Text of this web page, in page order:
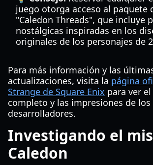
juego otorga acceso al paquete
"Caledon Threads", que incluye
nostálgicas inspiradas en los
originales de los personajes de
Para más información y las
actualizaciones, visita la página
Strange de Square Enix para ver
completo y las impresiones de los
desarrolladores.
Investigando el
Caledon